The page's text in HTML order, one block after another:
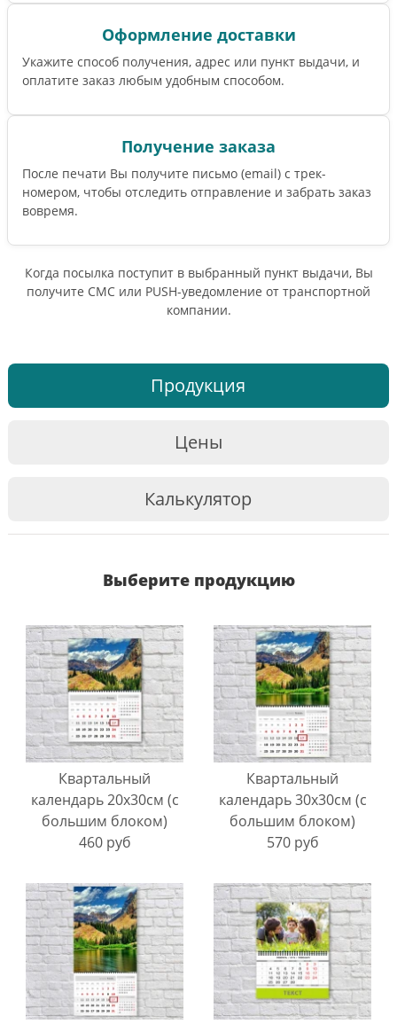
Оформление доставки
Укажите способ получения, адрес или пункт выдачи, и
оплатите заказ любым удобным способом.
Получение заказа
После печати Вы получите письмо (email) c трек-
номером, чтобы отследить отправление и забрать заказ
вовремя.
Когда посылка поступит в выбранный пункт выдачи, Вы
получите СМС или PUSH-уведомление от транспортной
компании.
Продукция
Цены
Калькулятор
Выберите продукцию
Квартальный
календарь 20х30см (с
большим блоком)
460 руб
Квартальный
календарь 30х30см (с
большим блоком)
570 руб